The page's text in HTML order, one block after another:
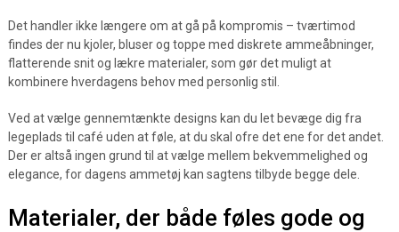
Det handler ikke længere om at gå på kompromis – tværtimod
findes der nu kjoler, bluser og toppe med diskrete ammeåbninger,
flatterende snit og lækre materialer, som gør det muligt at
kombinere hverdagens behov med personlig stil.
Ved at vælge gennemtænkte designs kan du let bevæge dig fra
legeplads til café uden at føle, at du skal ofre det ene for det andet.
Der er altså ingen grund til at vælge mellem bekvemmelighed og
elegance, for dagens ammetøj kan sagtens tilbyde begge dele.
Materialer, der både føles gode og